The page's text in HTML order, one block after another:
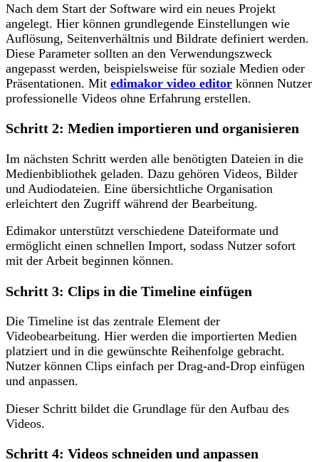
Nach dem Start der Software wird ein neues Projekt
angelegt. Hier können grundlegende Einstellungen wie
Auflösung, Seitenverhältnis und Bildrate definiert werden.
Diese Parameter sollten an den Verwendungszweck
angepasst werden, beispielsweise für soziale Medien oder
Präsentationen. Mit edimakor video editor können Nutzer
professionelle Videos ohne Erfahrung erstellen.
Schritt 2: Medien importieren und organisieren
Im nächsten Schritt werden alle benötigten Dateien in die
Medienbibliothek geladen. Dazu gehören Videos, Bilder
und Audiodateien. Eine übersichtliche Organisation
erleichtert den Zugriff während der Bearbeitung.
Edimakor unterstützt verschiedene Dateiformate und
ermöglicht einen schnellen Import, sodass Nutzer sofort
mit der Arbeit beginnen können.
Schritt 3: Clips in die Timeline einfügen
Die Timeline ist das zentrale Element der
Videobearbeitung. Hier werden die importierten Medien
platziert und in die gewünschte Reihenfolge gebracht.
Nutzer können Clips einfach per Drag-and-Drop einfügen
und anpassen.
Dieser Schritt bildet die Grundlage für den Aufbau des
Videos.
Schritt 4: Videos schneiden und anpassen